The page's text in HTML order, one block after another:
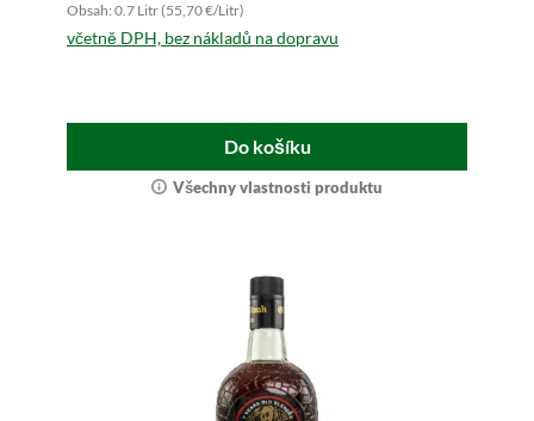
Obsah: 0.7 Litr (55,70 €/Litr)
včetně DPH, bez nákladů na dopravu
Do košíku
Všechny vlastnosti produktu